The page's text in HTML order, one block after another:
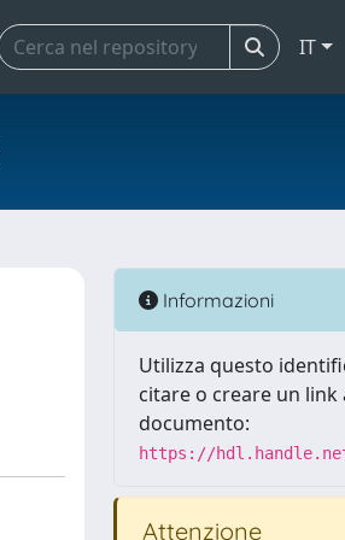
IT
Informazioni
Utilizza questo
citare o creare un link
documento:
https://
Attenzione